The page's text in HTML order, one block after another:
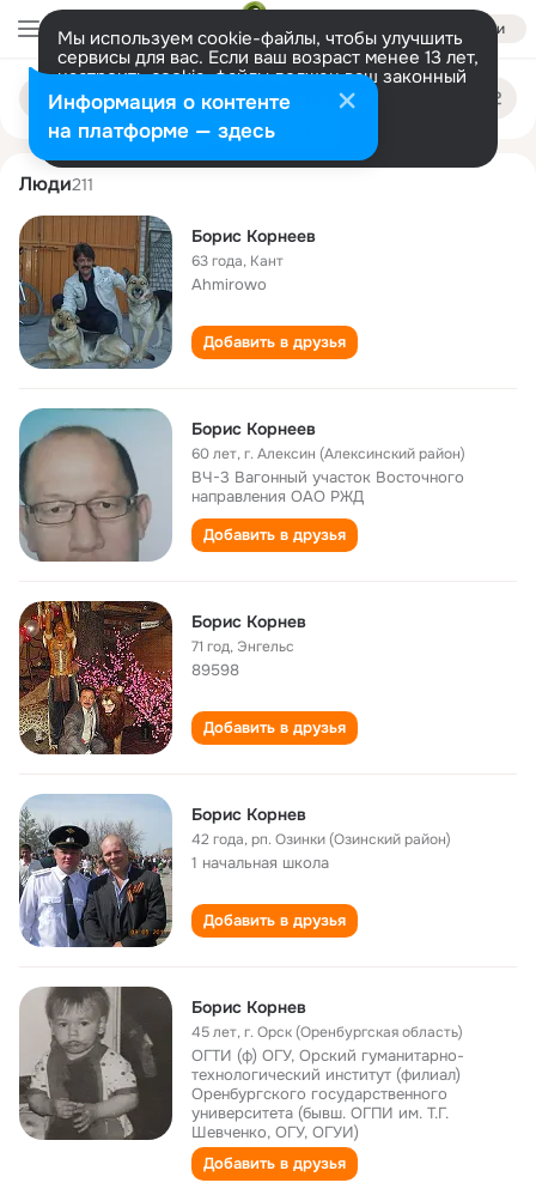
Войти
Мы используем cookie-файлы, чтобы улучшить
сервисы для вас. Если ваш возраст менее 13 лет,
настроить cookie-файлы должен ваш законный
представитель. Больше информации
Разрешить все Настроить
Поиск
людям
boris korneev
Люди211
Борис Корнеев
63 года, Кант
Ahmirowo
Добавить в друзья
Борис Корнеев
60 лет,г. Алексин (Алексинский район)
ВЧ-3 Вагонный участок Восточного
направления ОАО РЖД
Добавить в друзья
Борис Корнев
71 год, Энгельс
89598
Добавить в друзья
Борис Корнев
42 года,рп. Озинки (Озинский район)
1 начальная школа
Добавить в друзья
Борис Корнев
45 лет,г. Орск (Оренбургская область)
ОГТИ (ф) ОГУ, Орский гуманитарно-
технологический институт (филиал)
Оренбургского государственного
университета (бывш. ОГПИ им. Т.Г.
Шевченко, ОГУ, ОГУИ)
Добавить в друзья
Информация о контенте
на платформе — здесь